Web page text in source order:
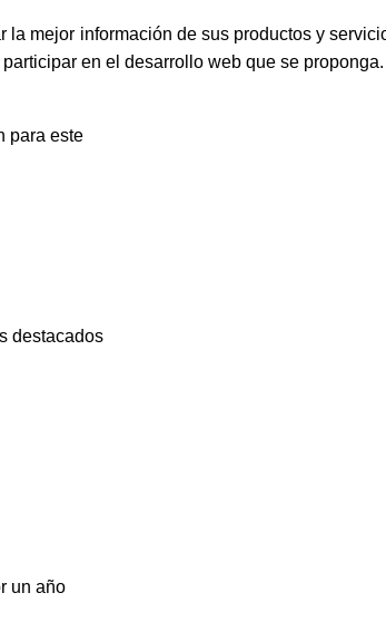
mejor información de sus productos y
en el desarrollo web que se proponga.
para este
destacados
un año